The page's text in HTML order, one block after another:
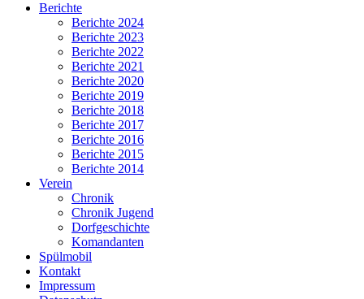
Berichte
Berichte 2024
Berichte 2023
Berichte 2022
Berichte 2021
Berichte 2020
Berichte 2019
Berichte 2018
Berichte 2017
Berichte 2016
Berichte 2015
Berichte 2014
Verein
Chronik
Chronik Jugend
Dorfgeschichte
Komandanten
Spülmobil
Kontakt
Impressum